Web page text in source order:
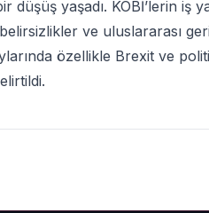
düşüş yaşadı. KOBİ’lerin iş
ve uluslararası
özellikle Brexit ve